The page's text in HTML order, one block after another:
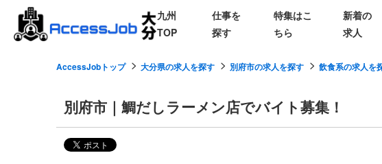
九州
TOP
仕事を
探す
特集はこ
ちら
新着の
求人
AccessJobトップ 大分県の求人を探す 別府市の求人を探す 飲食系の求人を
別府市｜鯛だしラーメン店でバイト募集！